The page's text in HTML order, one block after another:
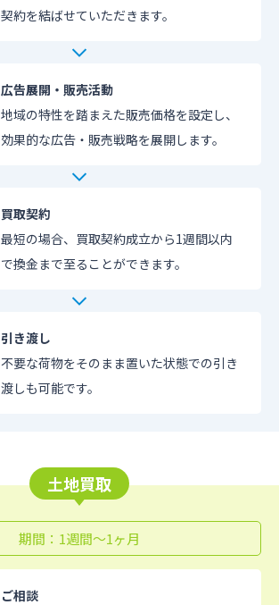
契約を結ばせていただきます。
広告展開・販売活動
地域の特性を踏まえた販売価格を設定し、
効果的な広告・販売戦略を展開します。
買取契約
最短の場合、買取契約成立から1週間以内
で換金まで至ることができます。
引き渡し
不要な荷物をそのまま置いた状態での引き
渡しも可能です。
土地買取
期間：1週間〜1ヶ月
ご相談